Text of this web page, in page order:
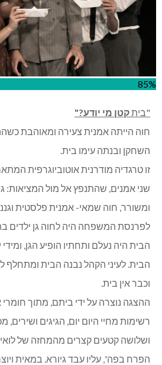
85%
"ביתקטן מי יודע?"
חוה הייתה אמנית צעירה ומאוהבת
השחקן ובנתה עימו בית.
זו טרגדיה מודרנית אוטוביוגרפית
שני אמנים, שהתנפץ אל מול המציאות:
ומשורר, חוה שמאי- אמנית פלסטית
לפרנסת המשפחה היה לחוה גן ילדים
הבית היה נעלם ותחתיו הופיע הגן, ומידי
הבית. לעיני הקהל נבנה הבית ומתחלף
וכבר אין בית.
ההצגה נוצרה על ידי ביתם, מתוך חומרי
רשימות מחיי היום יום, הגיגים
ושלושה קטעים קצרים מהמחזה של
הפרח בפה', עליו עבד גיורא. במאית